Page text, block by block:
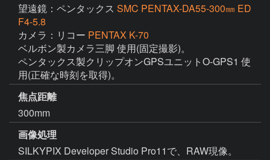
望遠鏡：ペンタックス SMC PENTAX-DA55-300㎜ ED
F4-5.8
カメラ：リコー PENTAX K-70
ベルボン製カメラ三脚 使用(固定撮影)。
ペンタックス製クリップオンGPSユニットO-GPS1 使
用(正確な時刻を取得)。
焦点距離
300mm
画像処理
SILKYPIX Developer Studio Pro11で、RAW現像。